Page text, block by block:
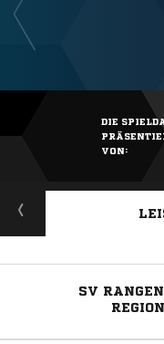
DIE
VON:
SV